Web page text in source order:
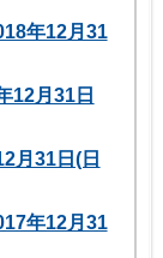
年12月31
12月31日
月31日(日
年12月31